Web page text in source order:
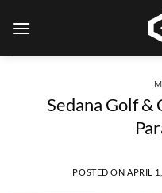
Sedana Golf &
POSTED ON APRIL